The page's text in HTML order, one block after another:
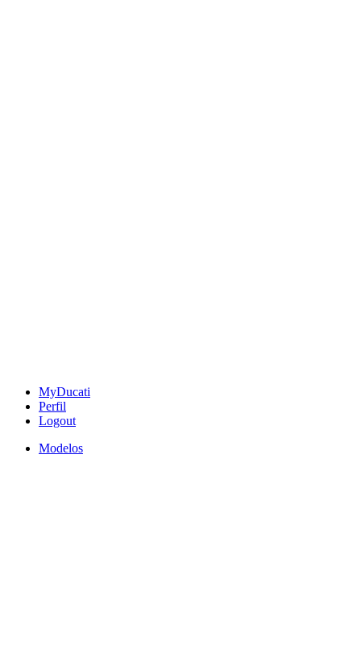
MyDucati
Perfil
Logout
Modelos